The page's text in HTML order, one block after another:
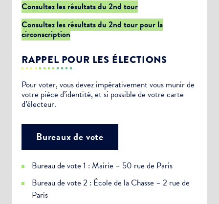
Consultez les résultats du 2nd tour
Consultez les résultats du 2nd tour pour la
circonscription
RAPPEL POUR LES ÉLECTIONS
Pour voter, vous devez impérativement vous munir de
votre pièce d’identité, et si possible de votre carte
d’électeur.
Bureaux de vote
Bureau de vote 1 : Mairie – 50 rue de Paris
Bureau de vote 2 : École de la Chasse – 2 rue de
Paris